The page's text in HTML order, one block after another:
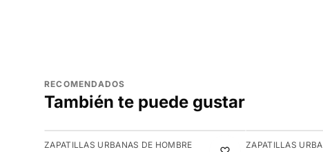
RECOMENDADOS
También te puede gustar
-10%
ZAPATILLAS URBANAS DE HOMBRE -11%
ZAPATILLAS